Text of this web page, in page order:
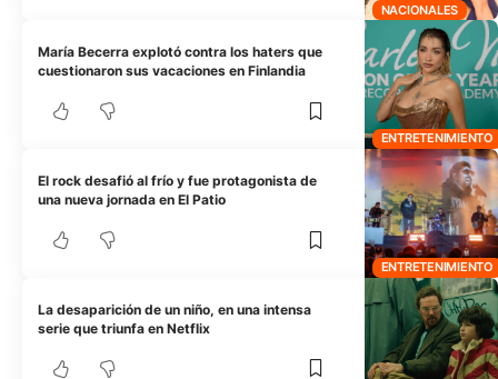
NACIONALES
ENTRETENIMIENTO
María Becerra explotó contra los haters que
cuestionaron sus vacaciones en Finlandia
ENTRETENIMIENTO
El rock desafió al frío y fue protagonista de
una nueva jornada en El Patio
La desaparición de un niño, en una intensa
serie que triunfa en Netflix